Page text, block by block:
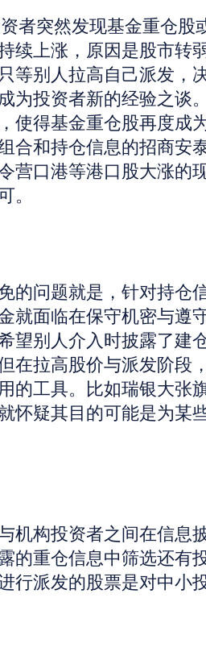
突然发现基金重仓股
续上涨，原因是股市转
等别人拉高自己派发，
为投资者新的经验之谈
使得基金重仓股再度成
合和持仓信息的招商安
营口港等港口股大涨的
问题就是，针对持仓
就面临在保守机密与遵
望别人介入时披露了建
在拉高股价与派发阶段
的工具。比如瑞银大张
怀疑其目的可能是为某
机构投资者之间在信息
的重仓信息中筛选还有
行派发的股票是对中小